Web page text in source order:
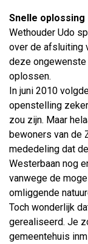
Snelle oplossing
Wethouder Udo
over de afsluiting
deze
oplossen.
In juni 2010
openstelling
zou zijn. Maar
bewoners van de
mededeling dat
Westerbaan nog
vanwege de
omliggende
Toch wonderlijk
gerealiseerd. Je
gemeentehuis